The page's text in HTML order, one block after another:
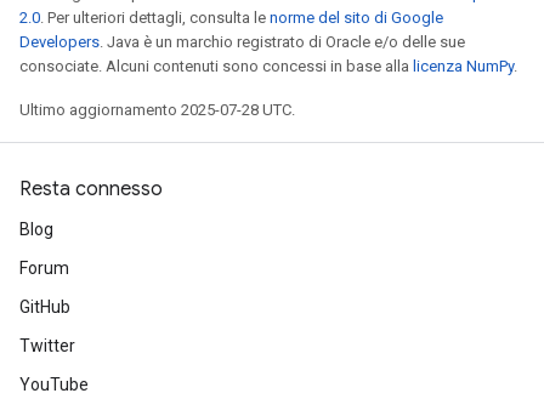
2.0. Per ulteriori dettagli, consulta le norme del sito di Google
Developers. Java è un marchio registrato di Oracle e/o delle sue
consociate. Alcuni contenuti sono concessi in base alla licenza NumPy.
Ultimo aggiornamento 2025-07-28 UTC.
Resta connesso
Blog
Forum
GitHub
Twitter
YouTube